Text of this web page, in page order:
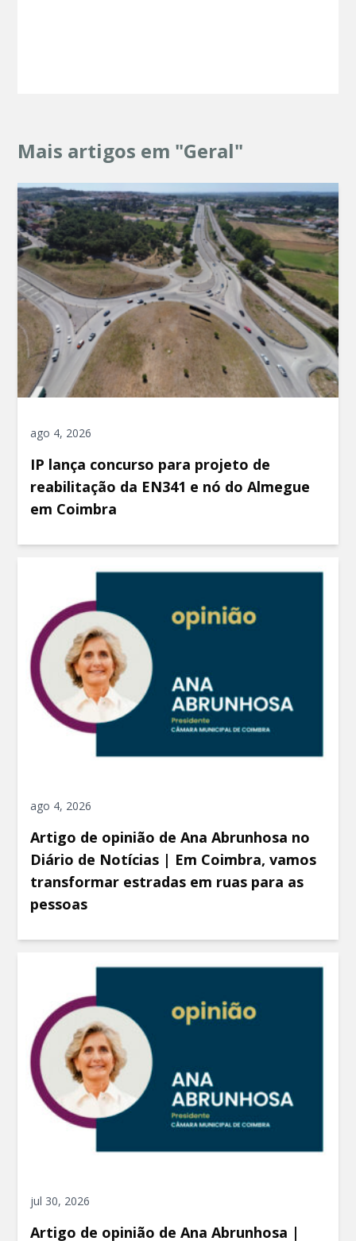
Mais artigos em "Geral"
ago 4, 2026
IP lança concurso para projeto de
reabilitação da EN341 e nó do Almegue
em Coimbra
ago 4, 2026
Artigo de opinião de Ana Abrunhosa no
Diário de Notícias | Em Coimbra, vamos
transformar estradas em ruas para as
pessoas
jul 30, 2026
Artigo de opinião de Ana Abrunhosa |